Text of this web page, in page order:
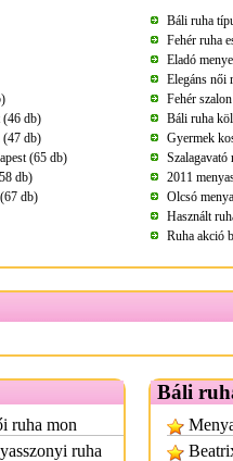
Báli ruha
Fehér ruha
Eladó
Elegáns női
Fehér
(46 db)
Báli ruha
(47 db)
Gyermek
(65 db)
Szalagavató
db)
2011
db)
Olcsó
Használt
Ruha akció
ruha mon
ruha
Báli